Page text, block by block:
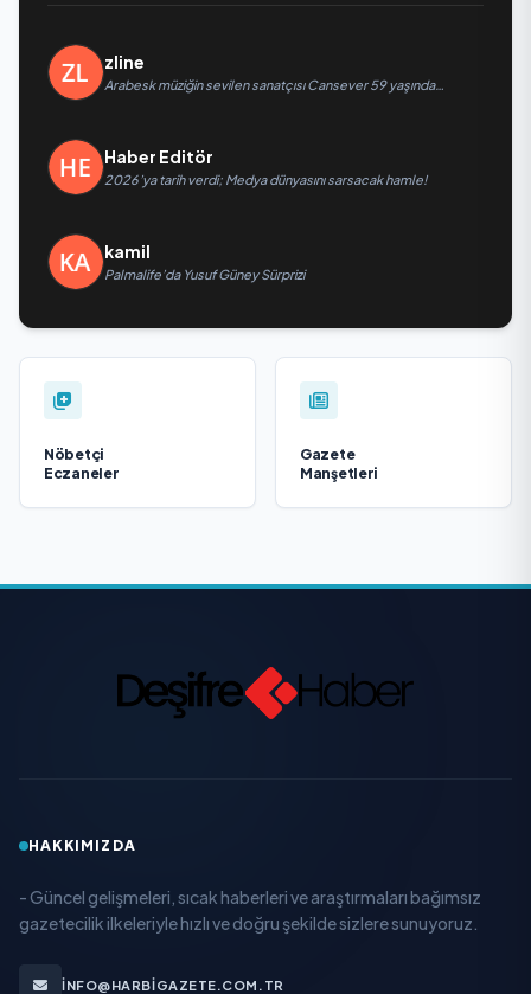
zline
Arabesk müziğin sevilen sanatçısı Cansever 59 yaşında
Haber Editör
2026’ya tarih verdi; Medya dünyasını sarsacak hamle!
kamil
Palmalife’da Yusuf Güney Sürprizi
Nöbetçi
Eczaneler
Gazete
Manşetleri
HAKKIMIZDA
- Güncel gelişmeleri, sıcak haberleri ve araştırmaları bağımsız
gazetecilik ilkeleriyle hızlı ve doğru şekilde sizlere sunuyoruz.
INFO@HARBIGAZETE.COM.TR